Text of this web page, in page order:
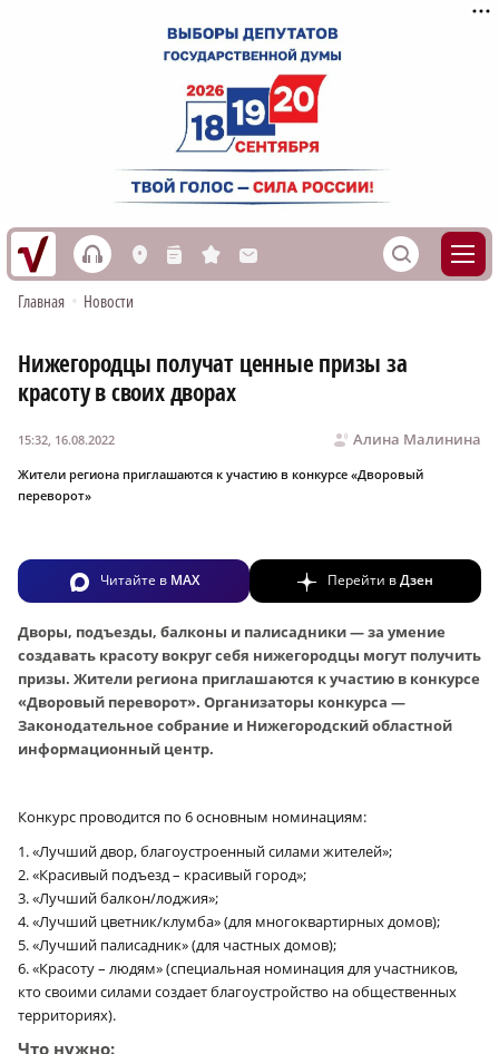
h L n s M S
Главная • Новости
Нижегородцы получат ценные призы за
красоту в своих дворах
Алина Малинина
15:32, 16.08.2022
Жители региона приглашаются к участию в конкурсе «Дворовый
переворот»
Читайте в MAX Перейти вДзен
Дворы, подъезды, балконы и палисадники — за умение
создавать красоту вокруг себя нижегородцы могут получить
призы. Жители региона приглашаются к участию в конкурсе
«Дворовый переворот». Организаторы конкурса —
Законодательное собрание и Нижегородский областной
информационный центр.
Конкурс проводится по 6 основным номинациям:
1. «Лучший двор, благоустроенный силами жителей»;
2. «Красивый подъезд – красивый город»;
3. «Лучший балкон/лоджия»;
4. «Лучший цветник/клумба» (для многоквартирных домов);
5. «Лучший палисадник» (для частных домов);
6. «Красоту – людям» (специальная номинация для участников,
кто своими силами создает благоустройство на общественных
территориях).
Что нужно: